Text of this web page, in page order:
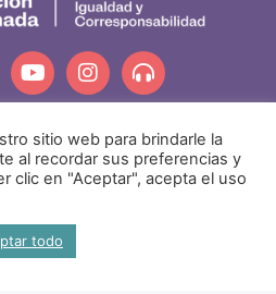
·Tel: +34 958 24 71 80
sitio web para brindarle la
al recordar sus preferencias y
clic en "Aceptar", acepta el uso
todo